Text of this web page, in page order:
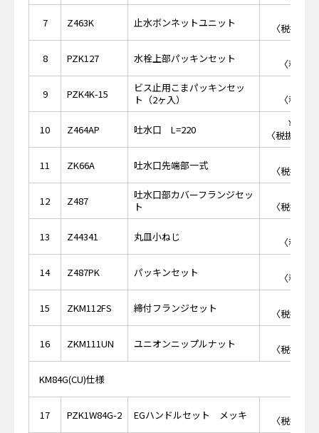
7 Z463K 止水ボンネットユニット
〈税抜価
8 PZK127 水栓上部パッキンセット
〈税抜
9 PZK4K-15
ビス止用こまパッキンセッ
ト（2ヶ入）
〈税抜
10 Z464AP 吐水口 L=220
￥
〈税抜価格
11 ZK66A 吐水口先端部一式
〈税抜価
12 Z487
吐水口部カバーフランジセッ
ト
〈税抜価
13 Z44341 丸皿小ねじ
〈税抜
14 Z487PK パッキンセット
〈税抜
15 ZKM112FS 締付フランジセット
〈税抜価
16 ZKM111UN ユニオンニップルナット
〈税抜価
KM84G(CU)仕様
17 PZK1W84G-2 EGハンドルセット メッキ
〈税抜価